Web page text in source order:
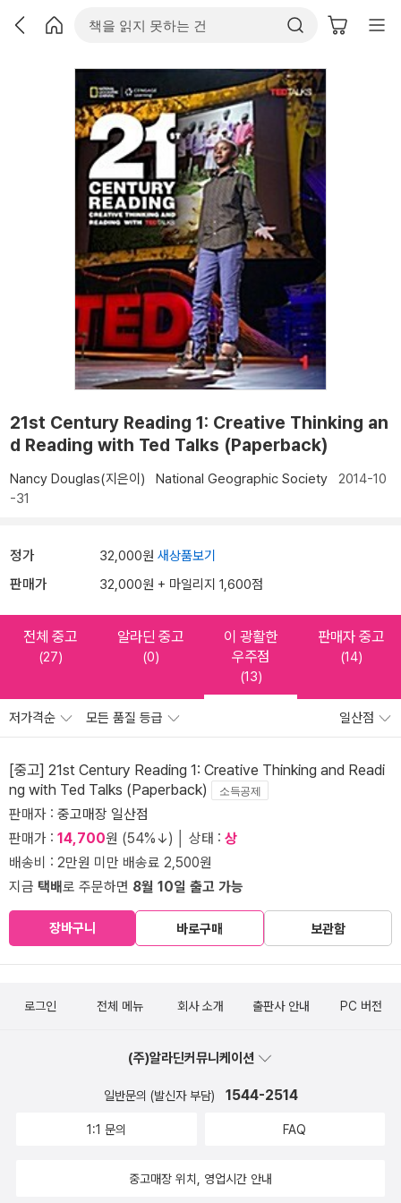
21st Century Reading 1: Creative Thinking an
d Reading with Ted Talks (Paperback)
Nancy Douglas(지은이) National Geographic Society 2014-10
-31
정가 32,000원 새상품보기
판매가 32,000원 + 마일리지 1,600점
전체 중고
(27)
알라딘 중고
(0)
이 광활한
우주점
(13)
판매자 중고
(14)
저가격순 모든 품질 등급 일산점
[중고] 21st Century Reading 1: Creative Thinking and Readi
ng with Ted Talks (Paperback)
소득공제
판매자 : 중고매장 일산점
판매가 : 14,700원 (54%↓) │ 상태 : 상
배송비 : 2만원 미만 배송료 2,500원
지금 택배로 주문하면 8월 10일 출고 가능
장바구니 바로구매 보관함
로그인 전체 메뉴 회사 소개 출판사 안내 PC 버전
(주)알라딘커뮤니케이션
일반문의 (발신자 부담) 1544-2514
1:1 문의 FAQ
중고매장 위치, 영업시간 안내